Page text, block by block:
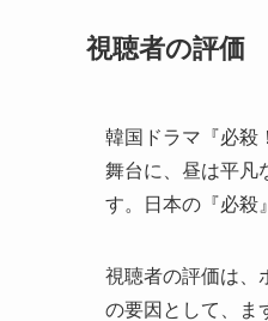
視聴者の評価
韓国ドラマ『必殺
舞台に、昼は平凡
す。日本の『必殺
視聴者の評価は、
の要因として、ま